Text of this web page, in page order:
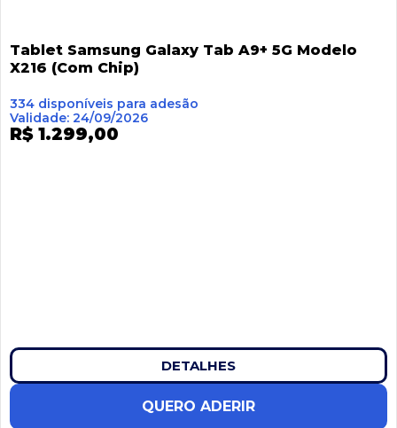
Tablet Samsung Galaxy Tab A9+ 5G Modelo
X216 (Com Chip)
334 disponíveis para adesão
Validade: 24/09/2026
R$ 1.299,00
DETALHES
QUERO ADERIR